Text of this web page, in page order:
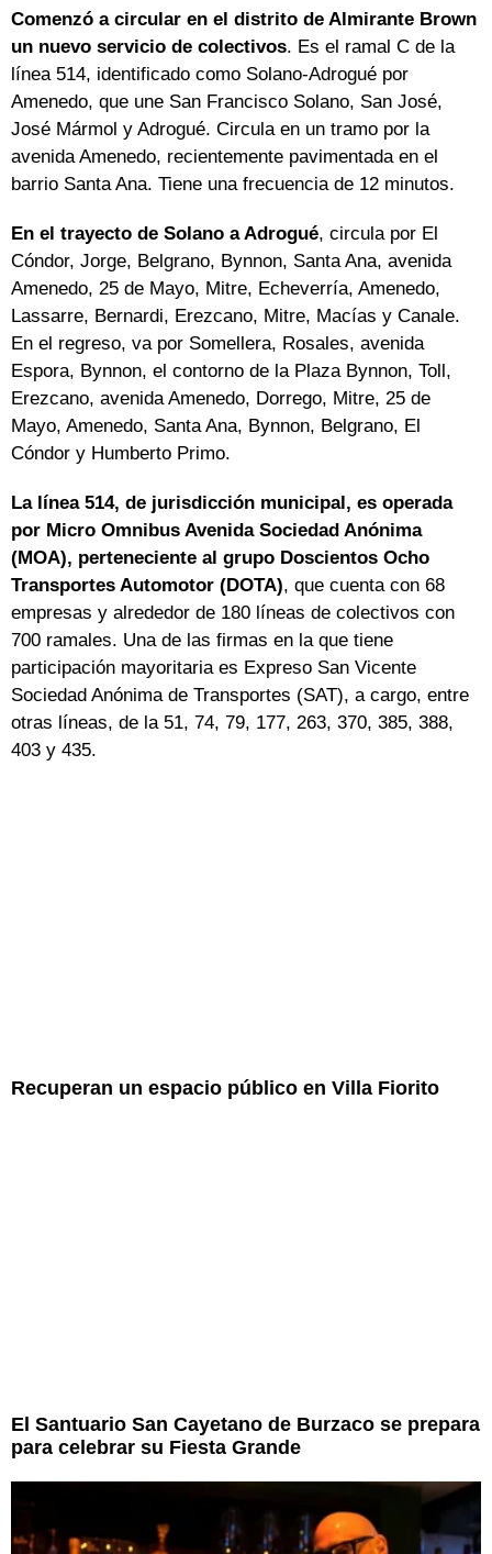
Comenzó a circular en el distrito de Almirante Brown
un nuevo servicio de colectivos. Es el ramal C de la
línea 514, identificado como Solano-Adrogué por
Amenedo, que une San Francisco Solano, San José,
José Mármol y Adrogué. Circula en un tramo por la
avenida Amenedo, recientemente pavimentada en el
barrio Santa Ana. Tiene una frecuencia de 12 minutos.
En el trayecto de Solano a Adrogué, circula por El
Cóndor, Jorge, Belgrano, Bynnon, Santa Ana, avenida
Amenedo, 25 de Mayo, Mitre, Echeverría, Amenedo,
Lassarre, Bernardi, Erezcano, Mitre, Macías y Canale.
En el regreso, va por Somellera, Rosales, avenida
Espora, Bynnon, el contorno de la Plaza Bynnon, Toll,
Erezcano, avenida Amenedo, Dorrego, Mitre, 25 de
Mayo, Amenedo, Santa Ana, Bynnon, Belgrano, El
Cóndor y Humberto Primo.
La línea 514, de jurisdicción municipal, es operada
por Micro Omnibus Avenida Sociedad Anónima
(MOA), perteneciente al grupo Doscientos Ocho
Transportes Automotor (DOTA), que cuenta con 68
empresas y alrededor de 180 líneas de colectivos con
700 ramales. Una de las firmas en la que tiene
participación mayoritaria es Expreso San Vicente
Sociedad Anónima de Transportes (SAT), a cargo, entre
otras líneas, de la 51, 74, 79, 177, 263, 370, 385, 388,
403 y 435.
Recuperan un espacio público en Villa Fiorito
El Santuario San Cayetano de Burzaco se prepara
para celebrar su Fiesta Grande